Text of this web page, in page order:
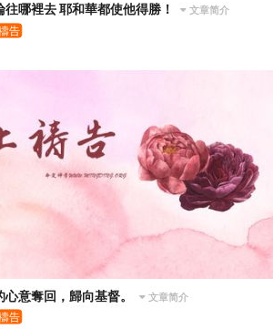
往哪裡去 耶和華都使他得勝！ 文章简介
告
心意奪回，歸向基督。 文章简介
告